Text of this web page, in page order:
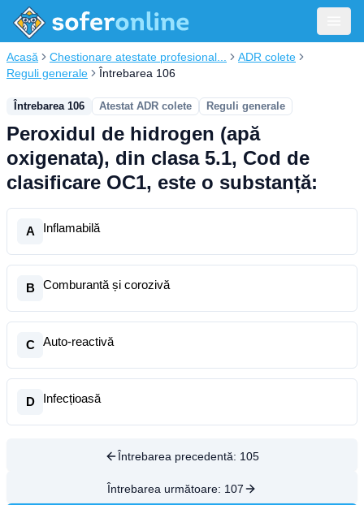
Acasă Chestionare atestate profesional...
ADR colete
Reguli generale
Întrebarea 106
Întrebarea 106 Atestat ADR colete Reguli generale
Peroxidul de hidrogen (apă
oxigenata), din clasa 5.1, Cod de
clasificare OC1, este o substanță:
A Inflamabilă
B Comburantă și corozivă
C Auto-reactivă
D Infecțioasă
Întrebarea precedentă: 105
Întrebarea următoare: 107